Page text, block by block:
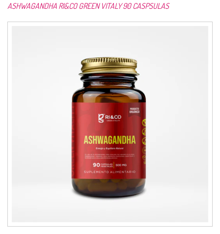
ASHWAGANDHA RI&CO GREEN VITALY 90 CASPSULAS